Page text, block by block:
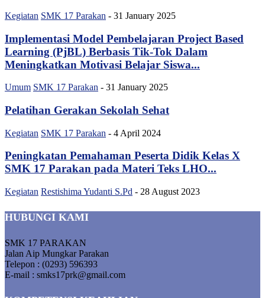
Kegiatan SMK 17 Parakan - 31 January 2025
Implementasi Model Pembelajaran Project Based
Learning (PjBL) Berbasis Tik-Tok Dalam
Meningkatkan Motivasi Belajar Siswa...
Umum SMK 17 Parakan - 31 January 2025
Pelatihan Gerakan Sekolah Sehat
Kegiatan SMK 17 Parakan - 4 April 2024
Peningkatan Pemahaman Peserta Didik Kelas X
SMK 17 Parakan pada Materi Teks LHO...
Kegiatan Restishima Yudanti S.Pd - 28 August 2023
HUBUNGI KAMI
SMK 17 PARAKAN
Jalan Aip Mungkar Parakan
Telepon : (0293) 596393
E-mail : smks17prk@gmail.com